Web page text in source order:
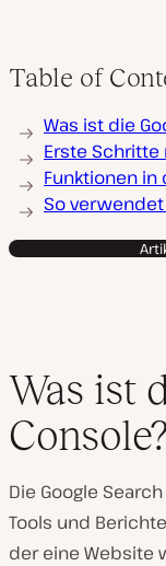
Table of
Was ist die
Erste Schritte
Funktionen in
So
Was ist
Console?
Die Google
Tools und
der eine Website